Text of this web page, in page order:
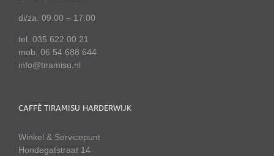
di/za. 09.00 – 17.00
tel. 035 622 00 21
mob. 06 54 688 644
info@tiramisu.nl
CAFFÈ TIRAMISU HARDERWIJK
Winkel & Servicepunt
Hondegatstraat 14